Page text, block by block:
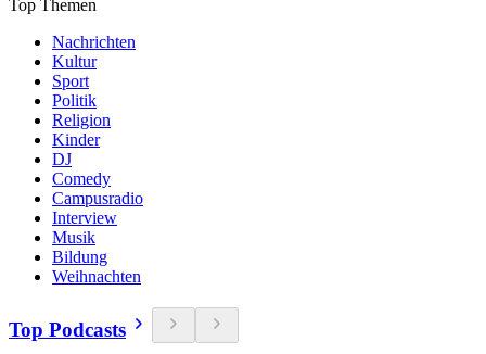
Top Themen
Nachrichten
Kultur
Sport
Politik
Religion
Kinder
DJ
Comedy
Campusradio
Interview
Musik
Bildung
Weihnachten
Top Podcasts